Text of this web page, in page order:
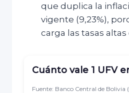
que duplica la
vigente (9,23%),
carga las tasas altas
Cuánto vale 1 UFV
Fuente: Banco Central de Bolivia